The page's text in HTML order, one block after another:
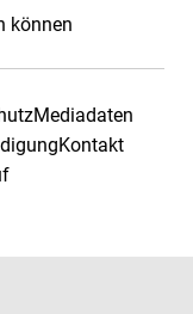
können
Mediadaten
Kontakt